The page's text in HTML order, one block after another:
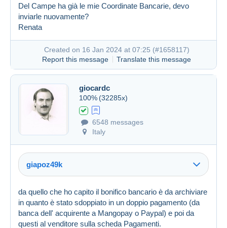
Del Campe ha già le mie Coordinate Bancarie, devo
inviarle nuovamente?
Renata
Created on 16 Jan 2024 at 07:25 (#1658117)
Report this message
Translate this message
giocardc
100% (32285x)
6548 messages
Italy
giapoz49k
da quello che ho capito il bonifico bancario è da archiviare
in quanto è stato sdoppiato in un doppio pagamento (da
banca dell' acquirente a Mangopay o Paypal) e poi da
questi al venditore sulla scheda Pagamenti.